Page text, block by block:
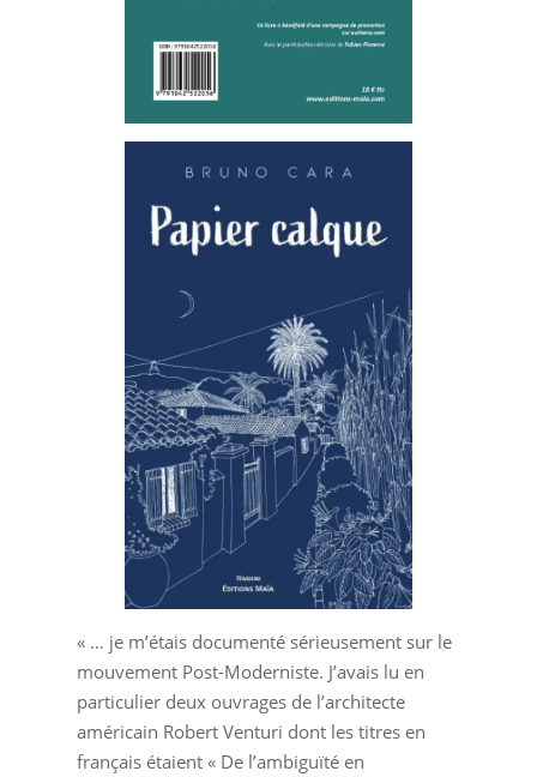
« … je m’étais documenté sérieusement sur le
mouvement Post-Moderniste. J’avais lu en
particulier deux ouvrages de l’architecte
américain Robert Venturi dont les titres en
français étaient « De l’ambiguïté en